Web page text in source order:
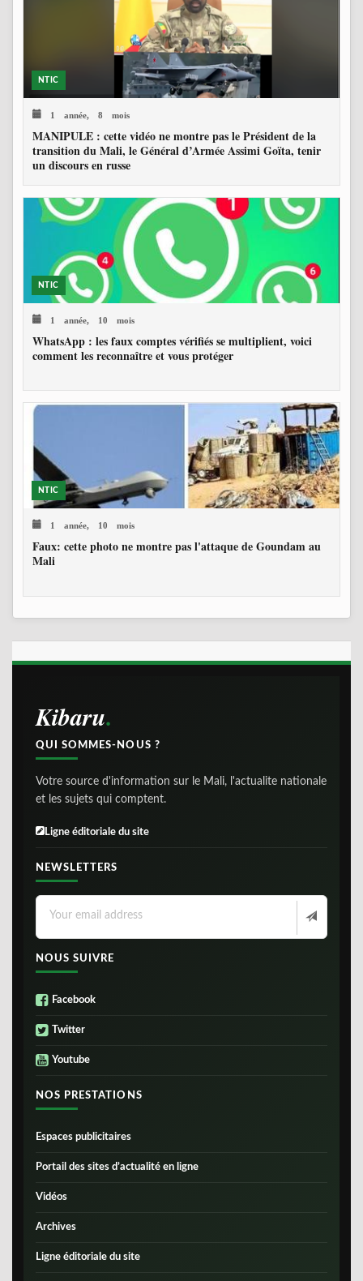
NTIC
1 année, 8 mois
MANIPULE : cette vidéo ne montre pas le Président de la
transition du Mali, le Général d’Armée Assimi Goïta, tenir
un discours en russe
NTIC
1 année, 10 mois
WhatsApp : les faux comptes vérifiés se multiplient, voici
comment les reconnaître et vous protéger
NTIC
1 année, 10 mois
Faux: cette photo ne montre pas l'attaque de Goundam au
Mali
Kibaru
QUI SOMMES-NOUS ?
Votre source d'information sur le Mali, l'actualite nationale
et les sujets qui comptent.
Ligne éditoriale du site
NEWSLETTERS
NOUS SUIVRE
Facebook
Twitter
Youtube
NOS PRESTATIONS
Espaces publicitaires
Portail des sites d’actualité en ligne
Vidéos
Archives
Ligne éditoriale du site